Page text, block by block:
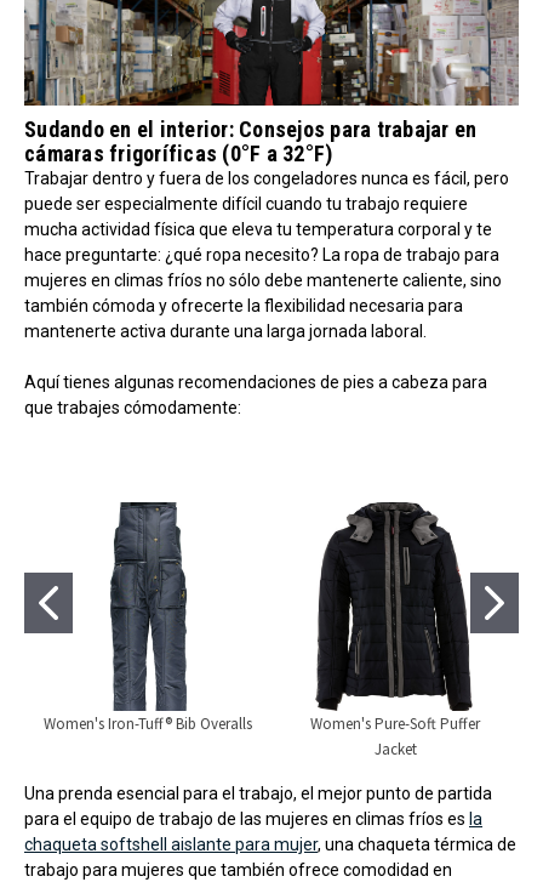
Sudando en el interior: Consejos para trabajar en
cámaras frigoríficas (0°F a 32°F)
Trabajar dentro y fuera de los congeladores nunca es fácil, pero
puede ser especialmente difícil cuando tu trabajo requiere
mucha actividad física que eleva tu temperatura corporal y te
hace preguntarte: ¿qué ropa necesito? La ropa de trabajo para
mujeres en climas fríos no sólo debe mantenerte caliente, sino
también cómoda y ofrecerte la flexibilidad necesaria para
mantenerte activa durante una larga jornada laboral.
Aquí tienes algunas recomendaciones de pies a cabeza para
que trabajes cómodamente:
Women's Iron-Tuff® Bib Overalls
Women's Pure-Soft Puffer
Jacket
Una prenda esencial para el trabajo, el mejor punto de partida
para el equipo de trabajo de las mujeres en climas fríos es la
chaqueta softshell aislante para mujer, una chaqueta térmica de
trabajo para mujeres que también ofrece comodidad en